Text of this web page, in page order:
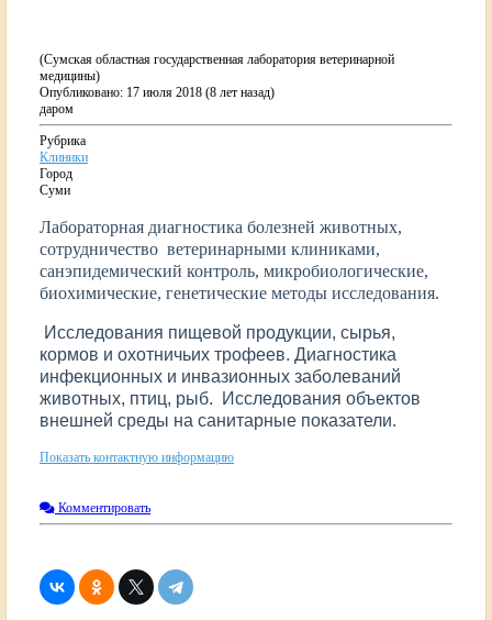
(Сумская областная государственная лаборатория ветеринарной
медицины)
Опубликовано: 17 июля 2018 (8 лет назад)
даром
Рубрика
Клиники
Город
Суми
Лабораторная диагностика болезней животных,
сотрудничество ветеринарными клиниками,
санэпидемический контроль, микробиологические,
биохимические, генетические методы исследования.
Исследования пищевой продукции, сырья,
кормов и охотничьих трофеев. Диагностика
инфекционных и инвазионных заболеваний
животных, птиц, рыб.
Исследования объектов
внешней среды на санитарные показатели.
Показать контактную информацию
Комментировать